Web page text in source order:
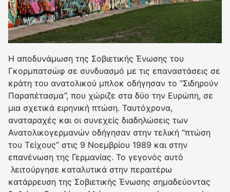
Η αποδυνάμωση της Σοβιετικής Ένωσης του
Γκορμπατσώφ σε συνδυασμό με τις επαναστάσεις σε
κράτη του ανατολικού μπλοκ οδήγησαν το “Σιδηρούν
Παραπέτασμα”, που χώριζε στα δύο την Ευρώπη, σε
μια σχετικά ειρηνική πτώση. Ταυτόχρονα,
αναταραχές και οι συνεχείς διαδηλώσεις των
Ανατολικογερμανών οδήγησαν στην τελική “πτώση
του Τείχους” στις 9 Νοεμβρίου 1989 και στην
επανένωση της Γερμανίας. Το γεγονός αυτό
λειτούργησε καταλυτικά στην περαιτέρω
κατάρρευση της Σοβιετικής Ένωσης σημαδεύοντας